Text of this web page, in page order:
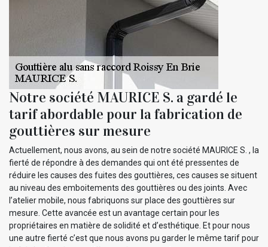
Notre société MAURICE S. a gardé le
tarif abordable pour la fabrication de
gouttières sur mesure
Actuellement, nous avons, au sein de notre société MAURICE S. , la
fierté de répondre à des demandes qui ont été pressentes de
réduire les causes des fuites des gouttières, ces causes se situent
au niveau des emboitements des gouttières ou des joints. Avec
l’atelier mobile, nous fabriquons sur place des gouttières sur
mesure. Cette avancée est un avantage certain pour les
propriétaires en matière de solidité et d’esthétique. Et pour nous
une autre fierté c’est que nous avons pu garder le même tarif pour